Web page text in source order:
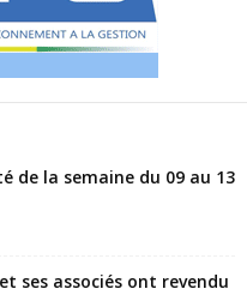
de la semaine du 09 au 13
ses associés ont revendu